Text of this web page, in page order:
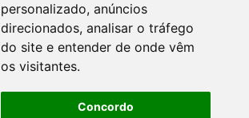
personalizado, anúncios
direcionados, analisar o tráfego
do site e entender de onde vêm
os visitantes.
Concordo